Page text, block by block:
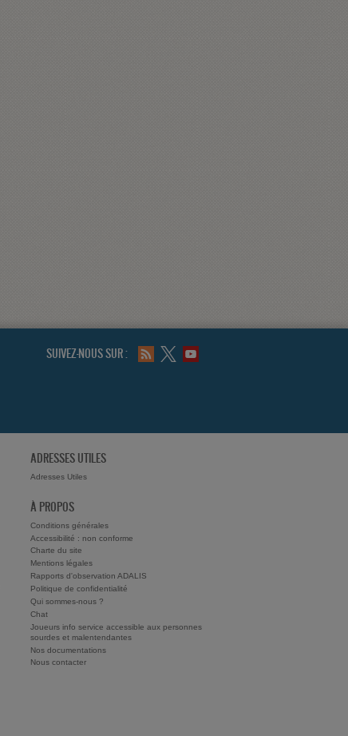
SUIVEZ-NOUS SUR :
ADRESSES UTILES
Adresses Utiles
À PROPOS
Conditions générales
Accessibilité : non conforme
Charte du site
Mentions légales
Rapports d'observation ADALIS
Politique de confidentialité
Qui sommes-nous ?
Chat
Joueurs info service accessible aux personnes
sourdes et malentendantes
Nos documentations
Nous contacter